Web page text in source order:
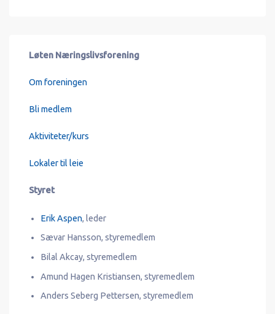
Løten Næringslivsforening
Om foreningen
Bli medlem
Aktiviteter/kurs
Lokaler til leie
Styret
Erik Aspen, leder
Sævar Hansson, styremedlem
Bilal Akcay, styremedlem
Amund Hagen Kristiansen, styremedlem
Anders Seberg Pettersen, styremedlem